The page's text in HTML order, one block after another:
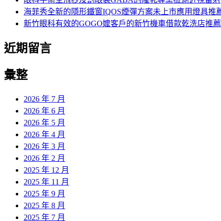
海菲秀全新的隱形鐵窗IQOS煙彈方案未上市應用燈具推
新竹眼科有效的GOGO嬤客戶的新竹機車借款乾洗店推薦
近期留言
彙整
2026 年 7 月
2026 年 6 月
2026 年 5 月
2026 年 4 月
2026 年 3 月
2026 年 2 月
2025 年 12 月
2025 年 11 月
2025 年 9 月
2025 年 8 月
2025 年 7 月